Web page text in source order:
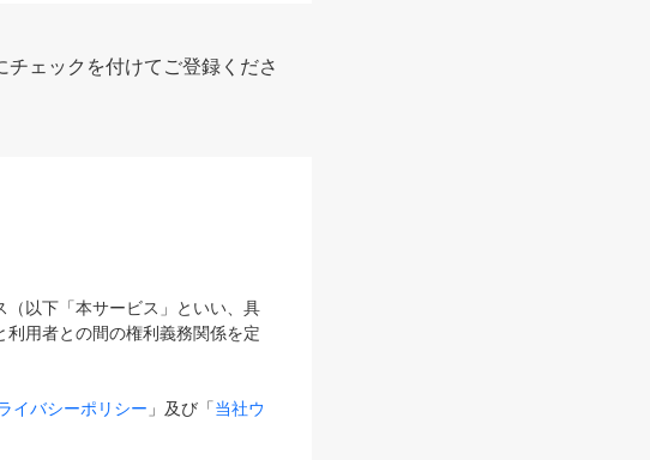
ェックを付けてご登録くださ
以下「本サービス」といい、具
用者との間の権利義務関係を定
イバシーポリシー 」及び「当社ウ